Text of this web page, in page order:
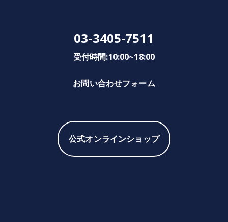
03-3405-7511
受付時間:10:00~18:00
お問い合わせフォーム
公式オンラインショップ